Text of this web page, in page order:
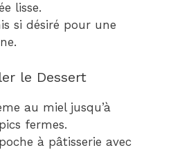
lisse.
si désiré pour une
le Dessert
au miel jusqu’à
fermes.
à pâtisserie avec